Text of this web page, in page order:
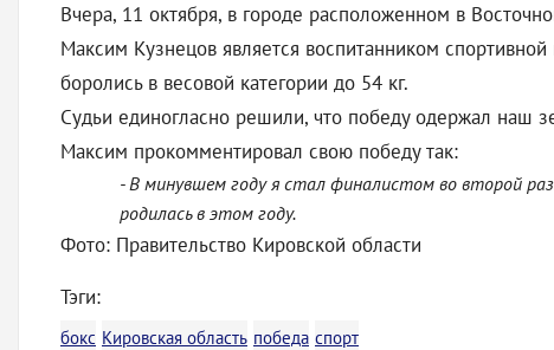
Вчера, 11 октября, в городе расположенном в
Максим Кузнецов является воспитанником
боролись в весовой категории до 54 кг.
Судьи единогласно решили, что победу одержал наш
Максим прокомментировал свою победу так:
- В минувшем году я стал финалистом во второй
родилась в этом году.
Фото: Правительство Кировской области
Тэги:
бокс Кировская область победа спорт